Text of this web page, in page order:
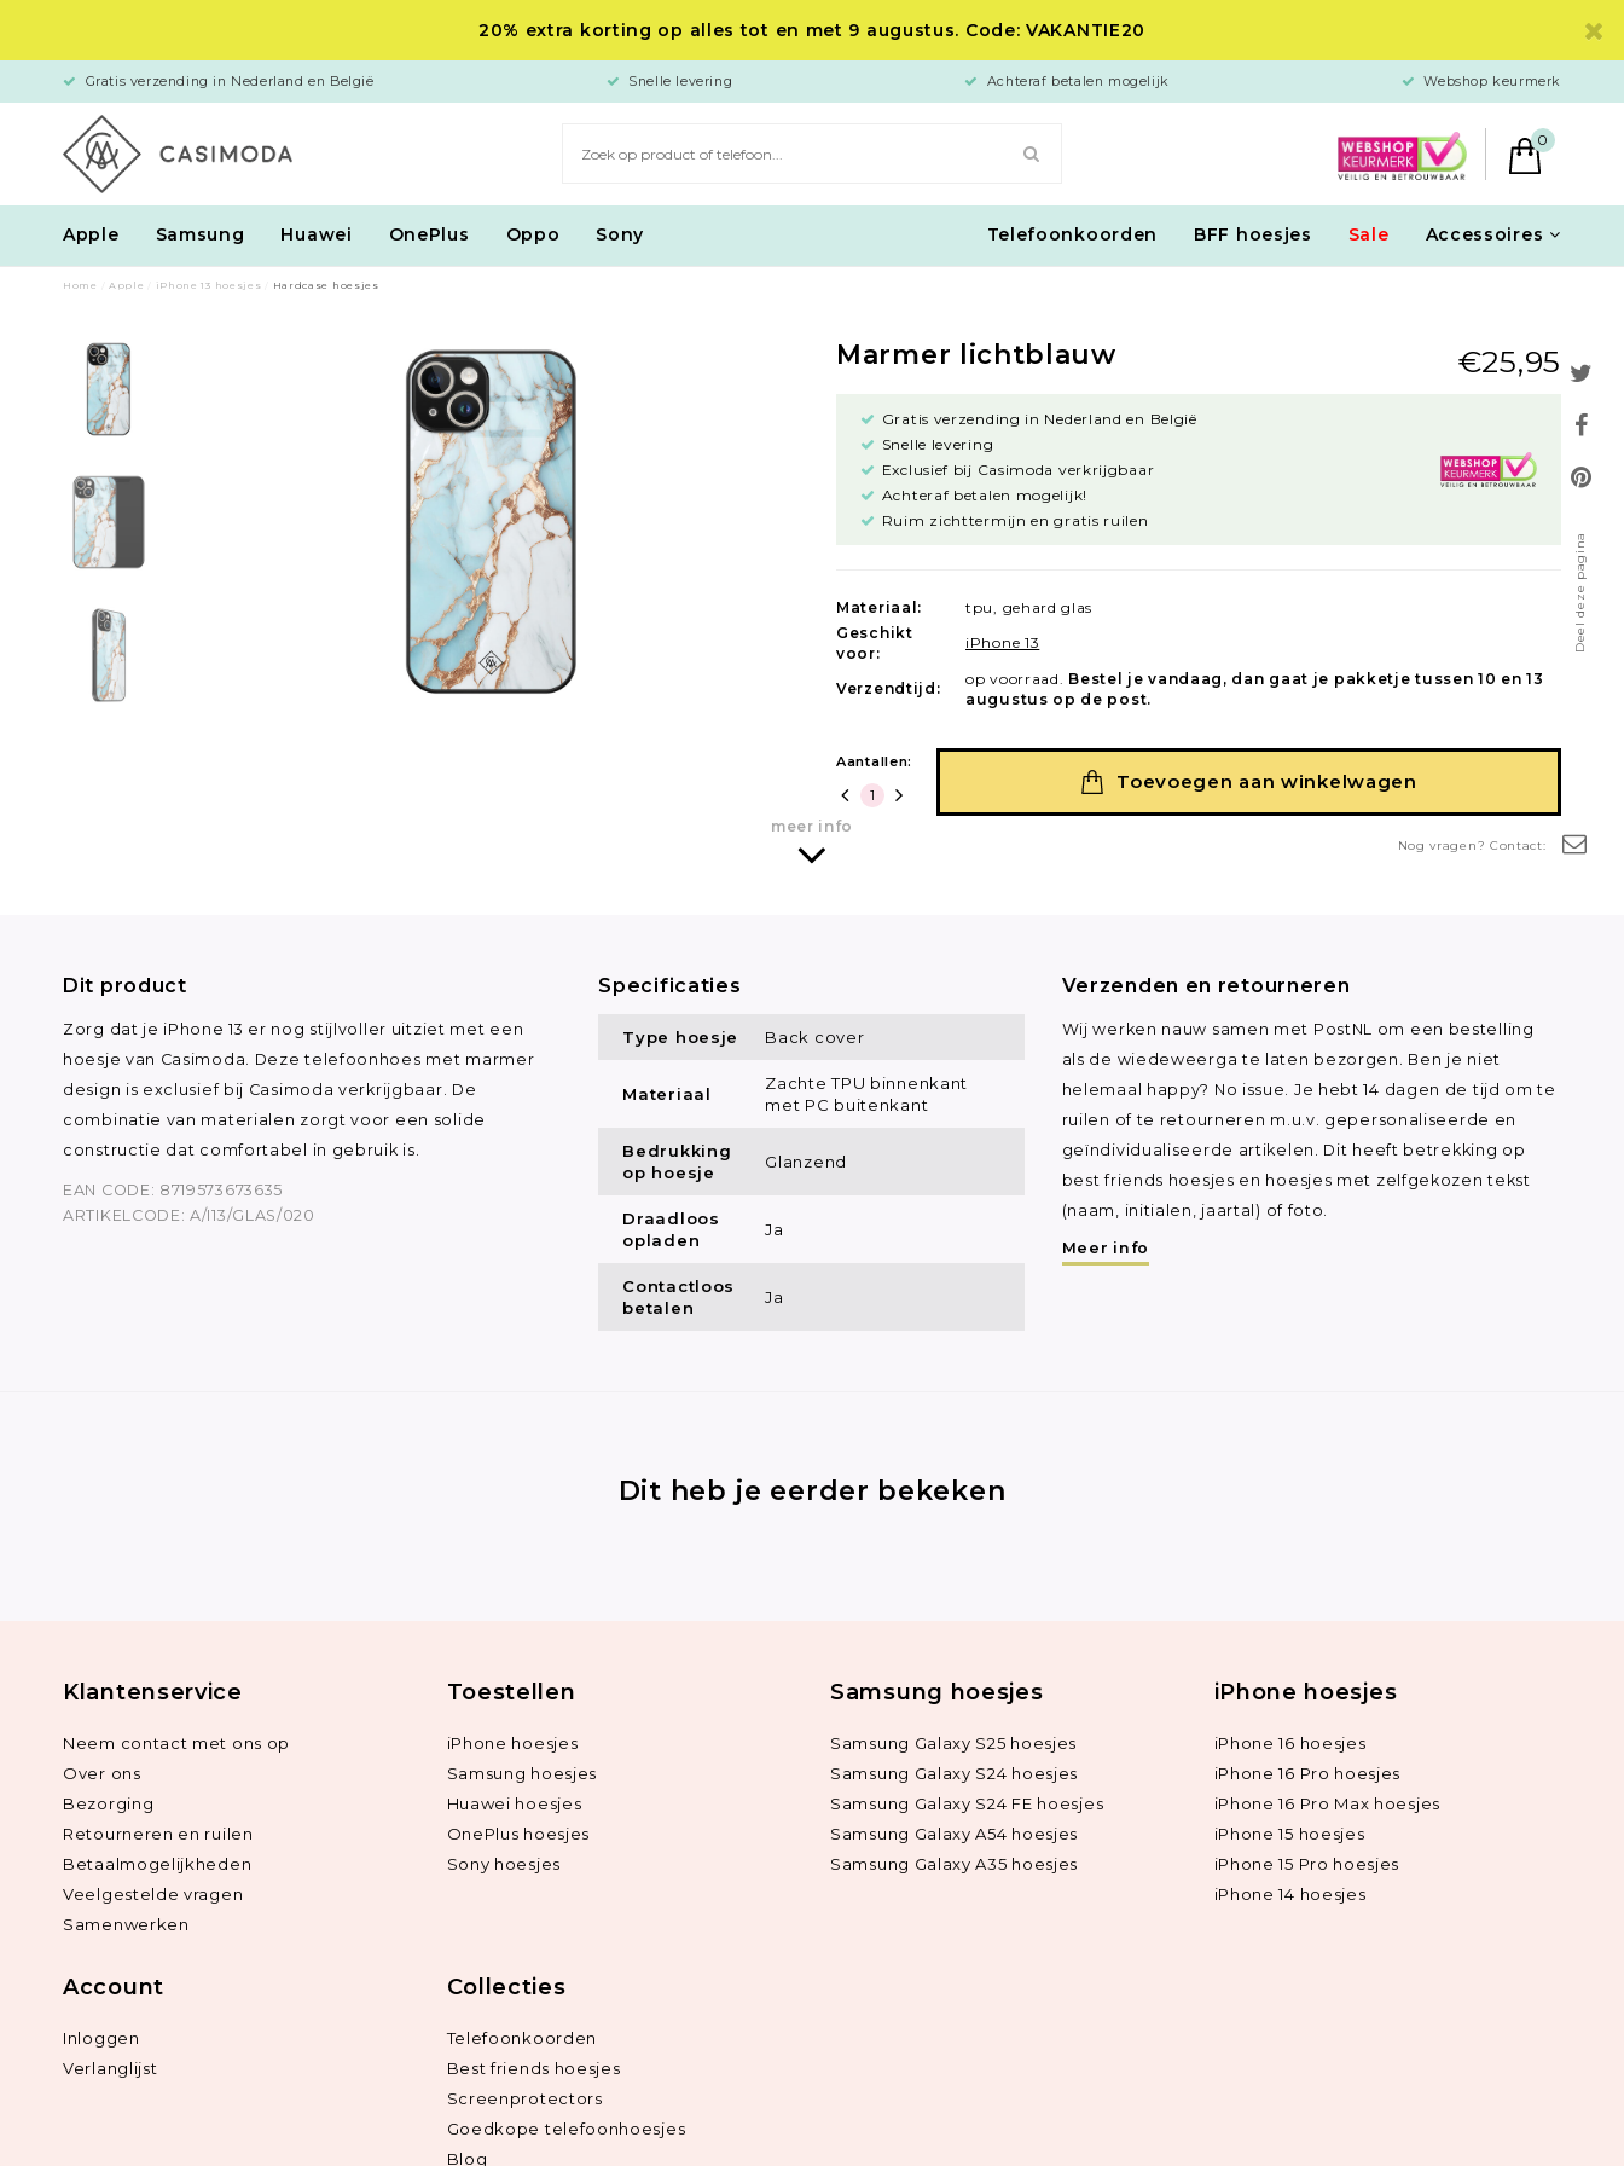
20% extra korting op alles tot en met 9 augustus. Code: VAKANTIE20
Gratis verzending in Nederland en België Snelle levering Achteraf betalen mogelijk Webshop keurmerk
0
Apple Samsung Huawei OnePlus Oppo Sony Telefoonkoorden BFF hoesjes Sale Accessoires
Deel deze pagina
Nog vragen? Contact:
Home Apple iPhone 13 hoesjes Hardcase hoesjes
Marmer lichtblauw €25,95
Gratis verzending in Nederland en België
Snelle levering
Exclusief bij Casimoda verkrijgbaar
Achteraf betalen mogelijk!
Ruim zichttermijn en gratis ruilen
Materiaal:
tpu, gehard glas
Geschikt
voor:
iPhone 13
Verzendtijd:
op voorraad. Bestel je vandaag, dan gaat je pakketje tussen 10 en 13
augustus op de post.
Aantallen:
Toevoegen aan winkelwagen
meer info
Dit product
Zorg dat je iPhone 13 er nog stijlvoller uitziet met een
hoesje van Casimoda. Deze telefoonhoes met marmer
design is exclusief bij Casimoda verkrijgbaar. De
combinatie van materialen zorgt voor een solide
constructie dat comfortabel in gebruik is.
EAN CODE: 8719573673635
ARTIKELCODE: A/I13/GLAS/020
Specificaties
Type hoesje Back cover
Materiaal
Zachte TPU binnenkant
met PC buitenkant
Bedrukking
op hoesje
Glanzend
Draadloos
opladen
Ja
Contactloos
betalen
Ja
Verzenden en retourneren
Wij werken nauw samen met PostNL om een bestelling
als de wiedeweerga te laten bezorgen. Ben je niet
helemaal happy? No issue. Je hebt 14 dagen de tijd om te
ruilen of te retourneren m.u.v. gepersonaliseerde en
geïndividualiseerde artikelen. Dit heeft betrekking op
best friends hoesjes en hoesjes met zelfgekozen tekst
(naam, initialen, jaartal) of foto.
Meer info
Dit heb je eerder bekeken
Klantenservice
Neem contact met ons op
Over ons
Bezorging
Retourneren en ruilen
Betaalmogelijkheden
Veelgestelde vragen
Samenwerken
Toestellen
iPhone hoesjes
Samsung hoesjes
Huawei hoesjes
OnePlus hoesjes
Sony hoesjes
Samsung hoesjes
Samsung Galaxy S25 hoesjes
Samsung Galaxy S24 hoesjes
Samsung Galaxy S24 FE hoesjes
Samsung Galaxy A54 hoesjes
Samsung Galaxy A35 hoesjes
iPhone hoesjes
iPhone 16 hoesjes
iPhone 16 Pro hoesjes
iPhone 16 Pro Max hoesjes
iPhone 15 hoesjes
iPhone 15 Pro hoesjes
iPhone 14 hoesjes
Account
Inloggen
Verlanglijst
Collecties
Telefoonkoorden
Best friends hoesjes
Screenprotectors
Goedkope telefoonhoesjes
Blog